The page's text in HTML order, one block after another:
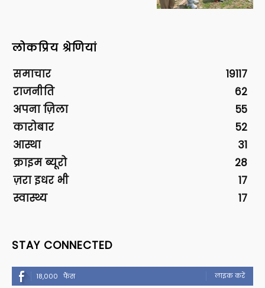
लोकप्रिय श्रेणियां
समाचार
19117
राजनीति
62
अपना ज़िला
55
कारोबार
52
आस्था
31
क्राइम ब्यूरो
28
ज़रा इधर भी
17
स्वास्थ्य
17
STAY CONNECTED
18,000 फैंस लाइक करें